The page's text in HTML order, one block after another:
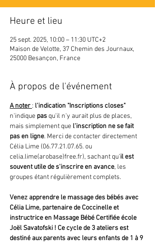
Heure et lieu
25 sept. 2025, 10:00 – 11:30 UTC+2
Maison de Velotte, 37 Chemin des Journaux,
25000 Besançon, France
À propos de l'événement
A noter : l'indication "Inscriptions closes"
n'indique pas qu'il n'y aurait plus de places,
mais simplement que l'inscription ne se fait
pas en ligne. Merci de contacter directement
Célia Lime (06.77.21.07.65. ou
celia.lime(arobase)free.fr), sachant qu'il est
souvent utile de s'inscrire en avance, les
groupes étant régulièrement complets.
Venez apprendre le massage des bébés avec
Célia Lime, partenaire de Coccinelle et
instructrice en Massage Bébé Certifiée école
Joël Savatofski ! Ce cycle de 3 ateliers est
destiné aux parents avec leurs enfants de 1 à 9